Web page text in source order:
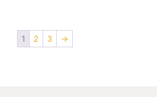
1 2 3 →